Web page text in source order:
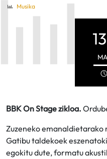
Musika
BBK On Stage zikloa.
Zuzeneko
Gatibu taldekoek
egokitu dute, formatu